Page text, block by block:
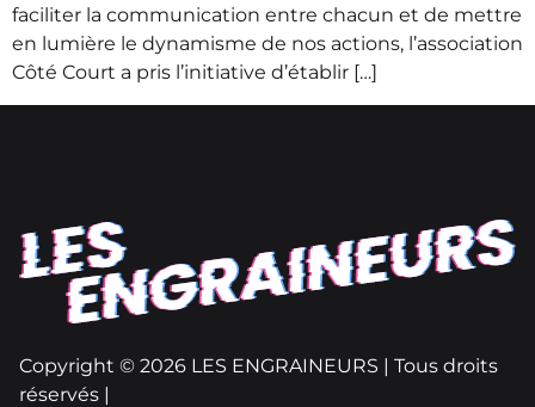
faciliter la communication entre chacun et de mettre
en lumière le dynamisme de nos actions, l’association
Côté Court a pris l’initiative d’établir […]
Copyright © 2026 LES ENGRAINEURS | Tous droits
réservés |